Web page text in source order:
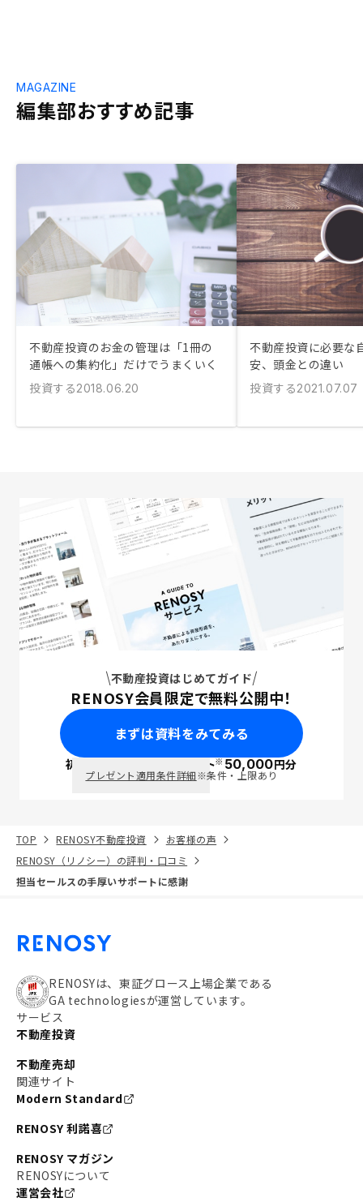
編集部おすすめ記事
MAGAZINE
不動産投資のお金の管理は「1冊の
通帳への集約化」だけでうまくいく
投資する2018.06.20
不動産投資に必要な
安、頭金との違い
投資する2021.07.07
不動産投資はじめてガイド
RENOSY会員限定で無料公開中！
まずは資料をみてみる
初回面談で ポイント※50,000円分
プレゼント適用条件詳細※条件・上限あり
TOP RENOSY不動産投資
お客様の声
RENOSY（リノシー）の評判・口コミ
担当セールスの手厚いサポートに感謝
RENOSYは、東証グロース上場企業である
GA technologiesが運営しています。
サービス
不動産投資
不動産売却
関連サイト
Modern Standard
RENOSY 利諾喜
RENOSY マガジン
RENOSYについて
運営会社